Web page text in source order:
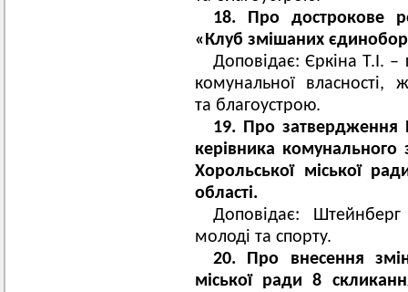
18. Про дострокове
«Клуб змішаних
Доповідає: Єркіна Т.І. –
комунальної власності,
та благоустрою.
19. Про затвердження
керівника комунального
Хорольської міської
області.
Доповідає:
молоді та спорту.
20.
Про внесення
міської ради 8